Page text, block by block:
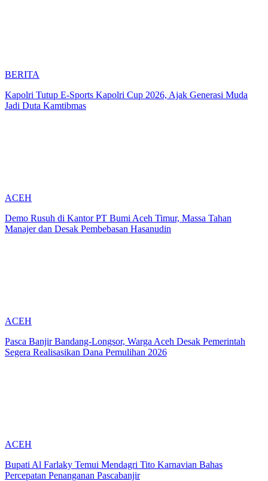
BERITA
Kapolri Tutup E-Sports Kapolri Cup 2026, Ajak Generasi Muda
Jadi Duta Kamtibmas
ACEH
Demo Rusuh di Kantor PT Bumi Aceh Timur, Massa Tahan
Manajer dan Desak Pembebasan Hasanudin
ACEH
Pasca Banjir Bandang-Longsor, Warga Aceh Desak Pemerintah
Segera Realisasikan Dana Pemulihan 2026
ACEH
Bupati Al Farlaky Temui Mendagri Tito Karnavian Bahas
Percepatan Penanganan Pascabanjir